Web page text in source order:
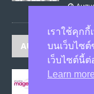
AUTHORS
JASON
เราใช้คุกกี้
บนเว็บไซ
เว็บไซต์นี้
Learn more